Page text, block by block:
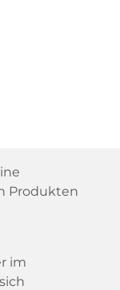
Produkten
im